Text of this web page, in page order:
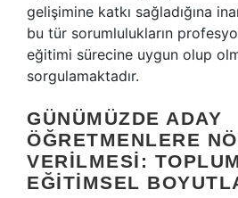
gelişimine katkı sağladığına
bu tür sorumlulukların
eğitimi sürecine uygun olup
sorgulamaktadır.
GÜNÜMÜZDE ADAY
ÖĞRETMENLERE
VERILMESI:
EĞITIMSEL